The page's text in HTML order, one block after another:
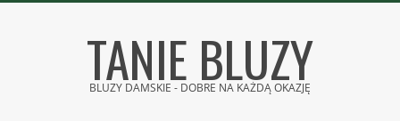
TANIE BLUZY
BLUZY DAMSKIE - DOBRE NA KAŻDĄ OKAZJĘ